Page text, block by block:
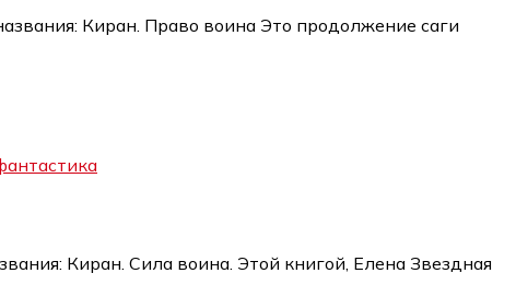
Киран. Право воина Это продолжение саги
Киран. Сила воина. Этой книгой, Елена Звездная